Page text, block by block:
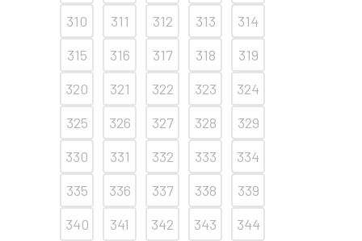
310
311 312 313
314
315
316 317 318
319
320
321 322 323
324
325
326 327 328
329
330
331 332 333
334
335
336 337 338
339
340
341 342 343
344